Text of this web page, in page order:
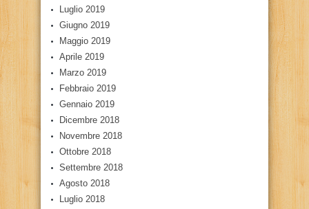
Luglio 2019
Giugno 2019
Maggio 2019
Aprile 2019
Marzo 2019
Febbraio 2019
Gennaio 2019
Dicembre 2018
Novembre 2018
Ottobre 2018
Settembre 2018
Agosto 2018
Luglio 2018